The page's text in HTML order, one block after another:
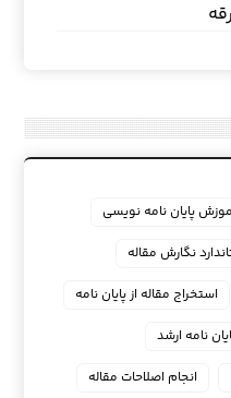
پایان نامه نویسی
نگارش مقاله
استخراج مقاله از پایان نامه
نامه ارشد
انجام اصلاحات مقاله